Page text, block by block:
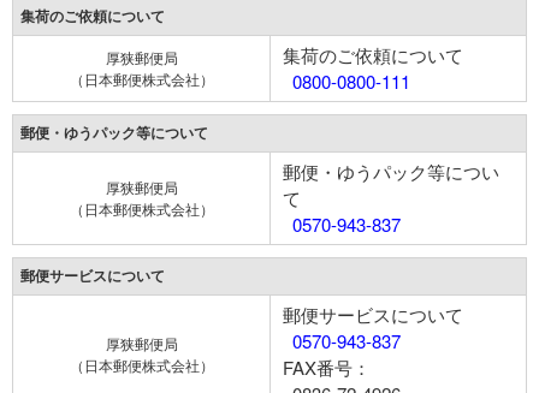
集荷のご依頼について
厚狭郵便局
（日本郵便株式会社）
集荷のご依頼について
0800-0800-111
郵便・ゆうパック等について
厚狭郵便局
（日本郵便株式会社）
郵便・ゆうパック等につい
て
0570-943-837
郵便サービスについて
厚狭郵便局
（日本郵便株式会社）
郵便サービスについて
0570-943-837
FAX番号：